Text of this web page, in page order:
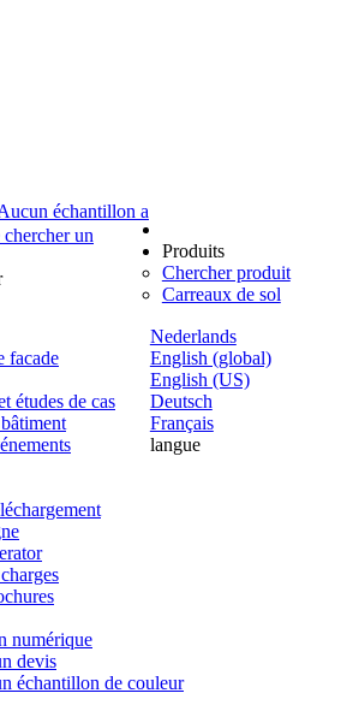
échantillon a
un
Nederlands
English (global)
English (US)
Deutsch
Français
langue
Produits
Chercher produit
Carreaux de sol
facade
études de cas
numérique
devis
échantillon de couleur